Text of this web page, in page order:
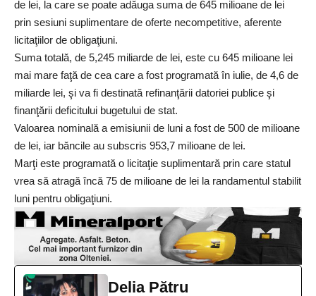
de lei, la care se poate adăuga suma de 645 milioane de lei
prin sesiuni suplimentare de oferte necompetitive, aferente
licitaţiilor de obligaţiuni.
Suma totală, de 5,245 miliarde de lei, este cu 645 milioane lei
mai mare faţă de cea care a fost programată în iulie, de 4,6 de
miliarde lei, şi va fi destinată refinanţării datoriei publice şi
finanţării deficitului bugetului de stat.
Valoarea nominală a emisiunii de luni a fost de 500 de milioane
de lei, iar băncile au subscris 953,7 milioane de lei.
Marţi este programată o licitaţie suplimentară prin care statul
vrea să atragă încă 75 de milioane de lei la randamentul stabilit
luni pentru obligaţiuni.
Delia Pătru